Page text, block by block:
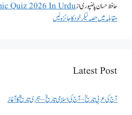
حافظ حسان پالنپوریاز
مقابلہ میں حصہ لیکر خود کا جائزہ لیں
Latest Post
آج کی عربی تاریخ – آج کی اسلامی تاریخ – ہجری تاریخ کا آغاز